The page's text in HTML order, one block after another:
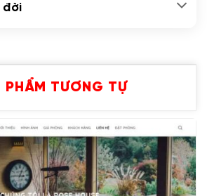
đời
PHẨM TƯƠNG TỰ